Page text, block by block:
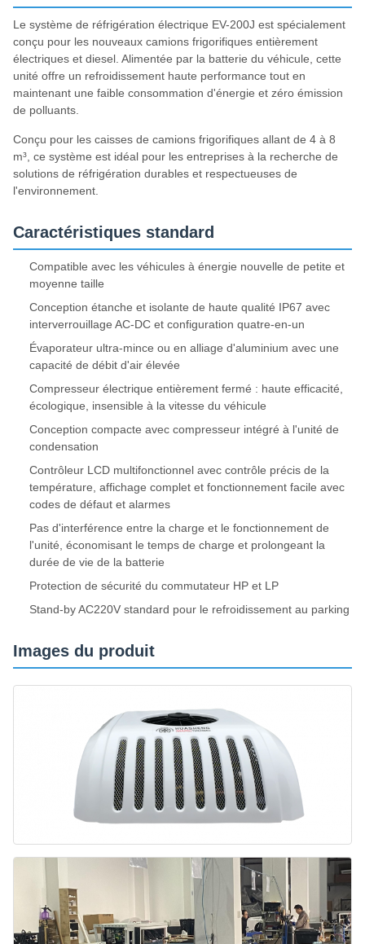
Le système de réfrigération électrique EV-200J est spécialement
conçu pour les nouveaux camions frigorifiques entièrement
électriques et diesel. Alimentée par la batterie du véhicule, cette
unité offre un refroidissement haute performance tout en
maintenant une faible consommation d'énergie et zéro émission
de polluants.
Conçu pour les caisses de camions frigorifiques allant de 4 à 8
m³, ce système est idéal pour les entreprises à la recherche de
solutions de réfrigération durables et respectueuses de
l'environnement.
Caractéristiques standard
Compatible avec les véhicules à énergie nouvelle de petite et
moyenne taille
Conception étanche et isolante de haute qualité IP67 avec
interverrouillage AC-DC et configuration quatre-en-un
Évaporateur ultra-mince ou en alliage d'aluminium avec une
capacité de débit d'air élevée
Compresseur électrique entièrement fermé : haute efficacité,
écologique, insensible à la vitesse du véhicule
Conception compacte avec compresseur intégré à l'unité de
condensation
Contrôleur LCD multifonctionnel avec contrôle précis de la
température, affichage complet et fonctionnement facile avec
codes de défaut et alarmes
Pas d'interférence entre la charge et le fonctionnement de
l'unité, économisant le temps de charge et prolongeant la
durée de vie de la batterie
Protection de sécurité du commutateur HP et LP
Stand-by AC220V standard pour le refroidissement au parking
Images du produit